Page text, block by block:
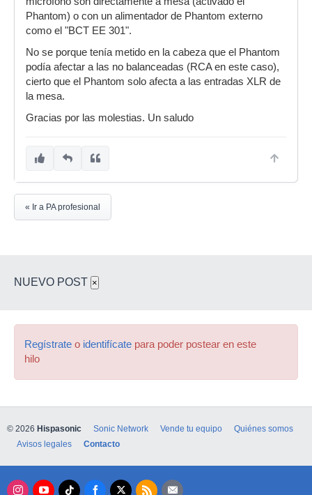
Phantom) o con un alimentador de Phantom externo
como el "BCT EE 301".
No se porque tenía metido en la cabeza que el Phantom
podía afectar a las no balanceadas (RCA en este caso),
cierto que el Phantom solo afecta a las entradas XLR de
la mesa.
Gracias por las molestias. Un saludo
« Ir a PA profesional
NUEVO POST ×
Regístrate o identifícate para poder postear en este
hilo
© 2026 Hispasonic Sonic Network Vende tu equipo
Quiénes somos
Avisos legales
Contacto